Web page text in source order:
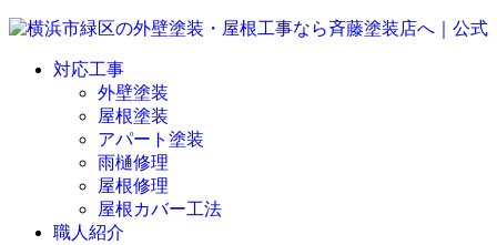
対応工事
外壁塗装
屋根塗装
アパート塗装
雨樋修理
屋根修理
屋根カバー工法
職人紹介